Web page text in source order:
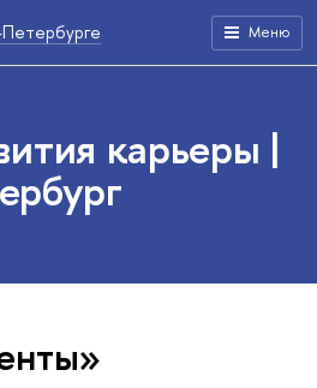
Меню
карьеры |